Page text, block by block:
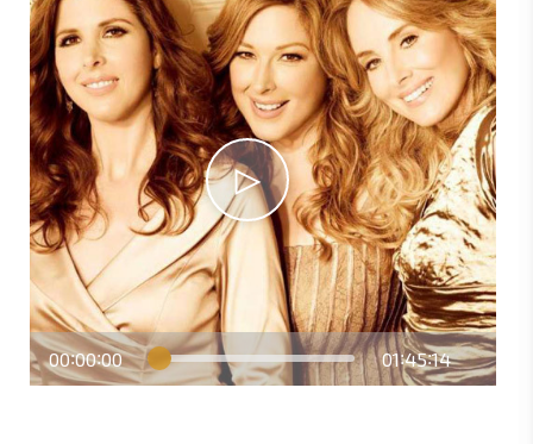
00:00:00 01:45:14